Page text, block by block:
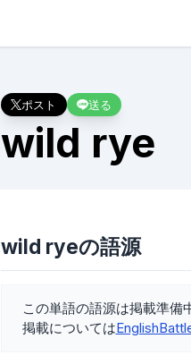
ポスト 送る
wild rye
wild ryeの語源
この単語の語源は掲載準備
掲載については